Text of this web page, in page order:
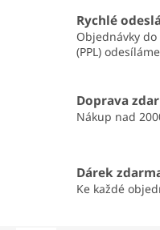
Rychlé
Objednávky do
(PPL)
Doprava
Nákup nad
Dárek
Ke každé